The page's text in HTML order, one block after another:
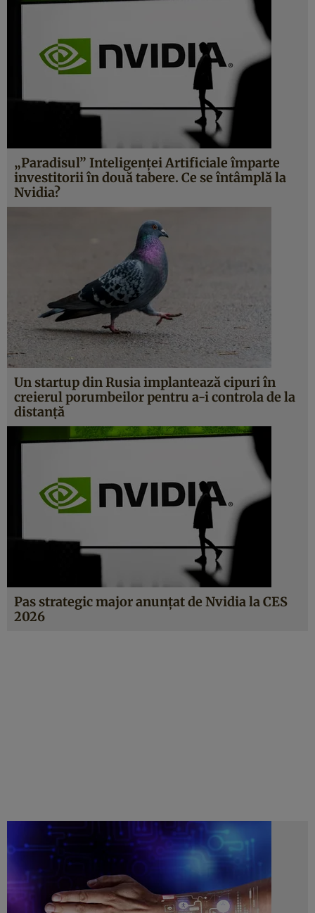
„Paradisul” Inteligenței Artificiale împarte
investitorii în două tabere. Ce se întâmplă la
Nvidia?
Un startup din Rusia implantează cipuri în
creierul porumbeilor pentru a-i controla de la
distanță
Pas strategic major anunțat de Nvidia la CES
2026